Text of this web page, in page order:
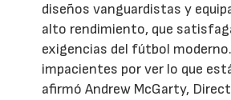
diseños vanguardistas y
alto rendimiento, que
exigencias del fútbol
impacientes por ver lo que
afirmó Andrew McGarty,